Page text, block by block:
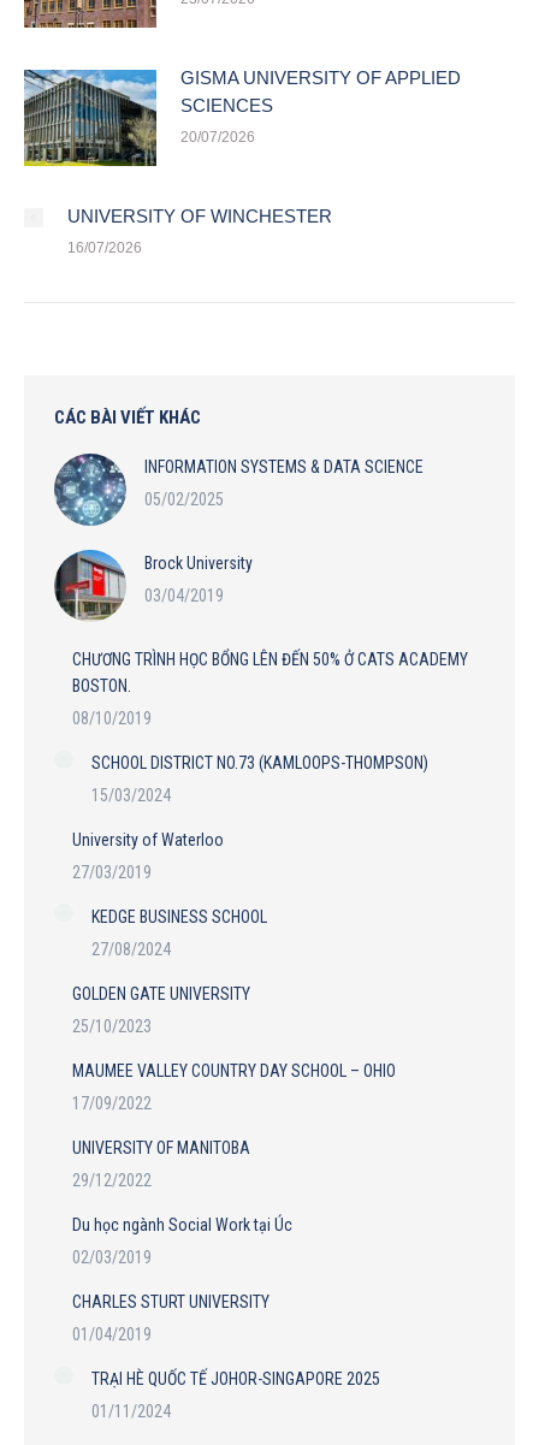
GISMA UNIVERSITY OF APPLIED
SCIENCES
20/07/2026
UNIVERSITY OF WINCHESTER
16/07/2026
CÁC BÀI VIẾT KHÁC
INFORMATION SYSTEMS & DATA SCIENCE
05/02/2025
Brock University
03/04/2019
CHƯƠNG TRÌNH HỌC BỔNG LÊN ĐẾN 50% Ở CATS ACADEMY
BOSTON.
08/10/2019
SCHOOL DISTRICT NO.73 (KAMLOOPS-THOMPSON)
15/03/2024
University of Waterloo
27/03/2019
KEDGE BUSINESS SCHOOL
27/08/2024
GOLDEN GATE UNIVERSITY
25/10/2023
MAUMEE VALLEY COUNTRY DAY SCHOOL – OHIO
17/09/2022
UNIVERSITY OF MANITOBA
29/12/2022
Du học ngành Social Work tại Úc
02/03/2019
CHARLES STURT UNIVERSITY
01/04/2019
TRẠI HÈ QUỐC TẾ JOHOR-SINGAPORE 2025
01/11/2024